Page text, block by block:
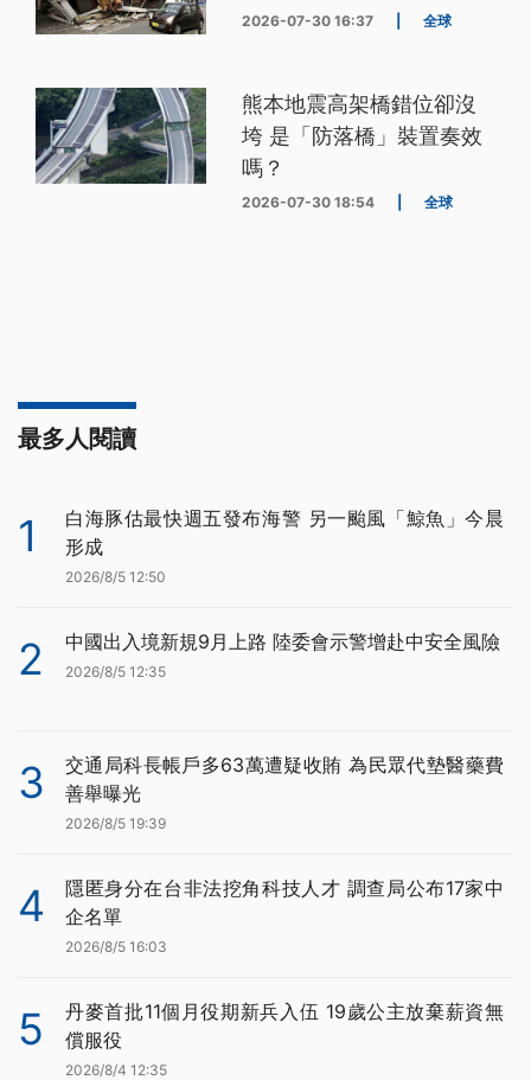
2026-07-30 16:37 全球
熊本地震高架橋錯位卻沒
垮 是「防落橋」裝置奏效
嗎？
2026-07-30 18:54 全球
最多人閱讀
1
白海豚估最快週五發布海警 另一颱風「鯨魚」今晨
形成
2026/8/5 12:50
2 中國出入境新規9月上路 陸委會示警增赴中安全風險
2026/8/5 12:35
3
交通局科長帳戶多63萬遭疑收賄 為民眾代墊醫藥費
善舉曝光
2026/8/5 19:39
4
隱匿身分在台非法挖角科技人才 調查局公布17家中
企名單
2026/8/5 16:03
5
丹麥首批11個月役期新兵入伍 19歲公主放棄薪資無
償服役
2026/8/4 12:35